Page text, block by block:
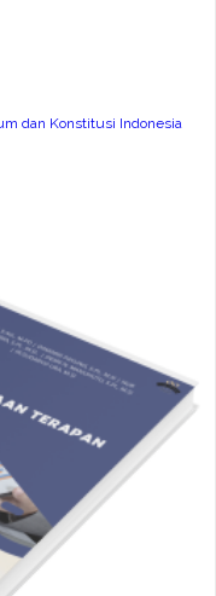
dan Konstitusi Indonesia